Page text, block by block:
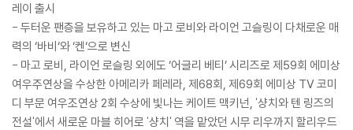
레이 출시
- 두터운 팬층을 보유하고 있는 마고 로비와 라이언 고슬링이 다채로운 매
력의 ‘바비‘와 ‘켄‘으로 변신
- 마고 로비, 라이언 로슬링 외에도 ‘어글리 베티’ 시리즈로 제59회 에미상
여우주연상을 수상한 아메리카 페레라, 제68회, 제69회 에미상 TV 코미
디 부문 여우조연상 2회 수상에 빛나는 케이트 맥키넌, '샹치와 텐 링즈의
전설'에서 새로운 마블 히어로 '샹치' 역을 맡았던 시무 리우까지 할리우드